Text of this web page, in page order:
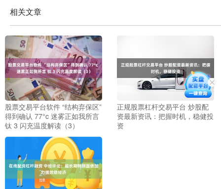
相关文章
股票交易平台软件 “结构弃保区”
得到确认 77°c 迷雾正如我所言
钛 3 闪充温度解读（3）
正规股票杠杆交易平台 炒股配
资最新资讯：把握时机，稳健投
资